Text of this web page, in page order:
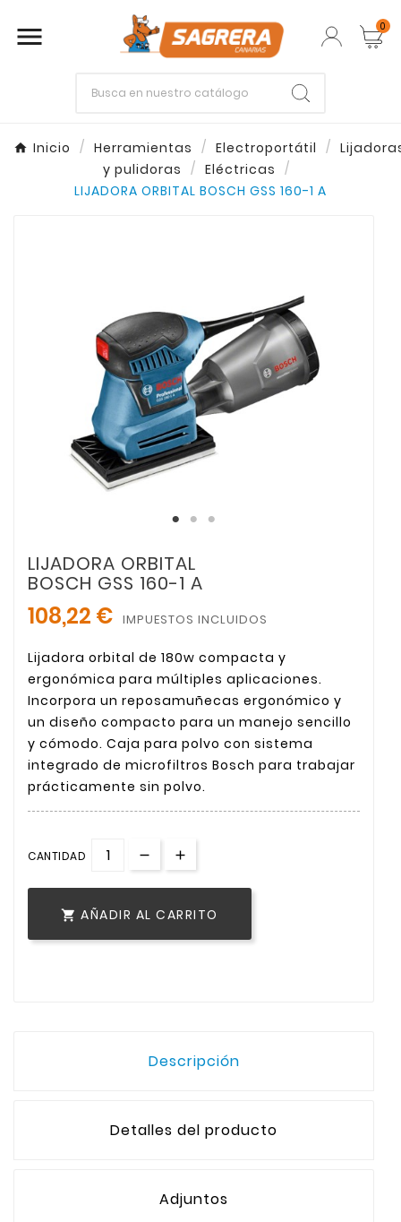
 0
Inicio Herramientas Electroportátil
y pulidoras
Eléctricas
LIJADORA ORBITAL BOSCH GSS 160-1 A
LIJADORA ORBITAL
BOSCH GSS 160-1 A
108,22 € IMPUESTOS INCLUIDOS
Lijadora orbital de 180w compacta y
ergonómica para múltiples aplicaciones.
Incorpora un reposamuñecas ergonómico y
un diseño compacto para un manejo sencillo
y cómodo. Caja para polvo con sistema
integrado de microfiltros Bosch para trabajar
prácticamente sin polvo.
CANTIDAD
 AÑADIR AL CARRITO
Descripción
Detalles del producto
Adjuntos